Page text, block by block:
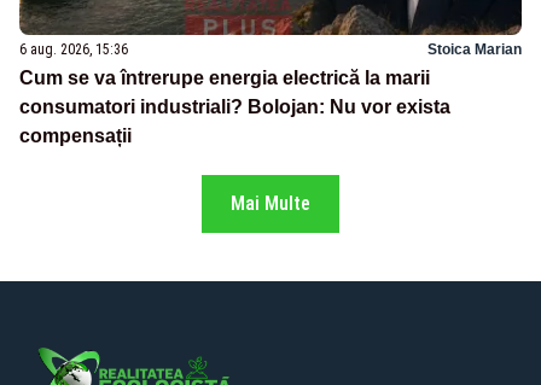
6 aug. 2026, 15:36 Stoica Marian
Cum se va întrerupe energia electrică la marii
consumatori industriali? Bolojan: Nu vor exista
compensații
Mai Multe